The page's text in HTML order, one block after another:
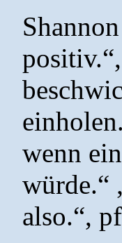
wenn
würde.“
also.“,